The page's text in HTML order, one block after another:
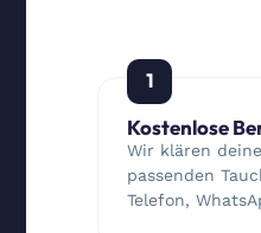
1
Kostenlose
Wir klären
passenden
Telefon,